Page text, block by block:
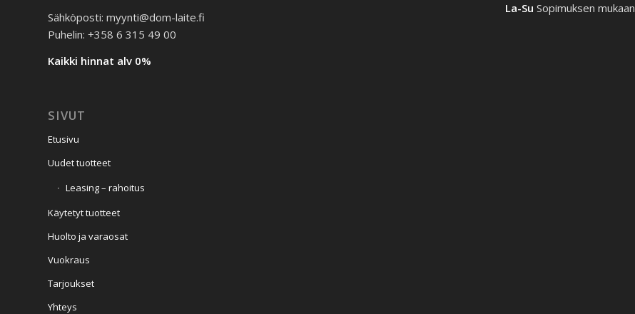
Sähköposti: myynti@dom-laite.fi
Puhelin: +358 6 315 49 00
Kaikki hinnat alv 0%
SIVUT
Etusivu
Uudet tuotteet
Leasing – rahoitus
Käytetyt tuotteet
Huolto ja varaosat
Vuokraus
Tarjoukset
Yhteys
La-Su Sopimuksen mukaan